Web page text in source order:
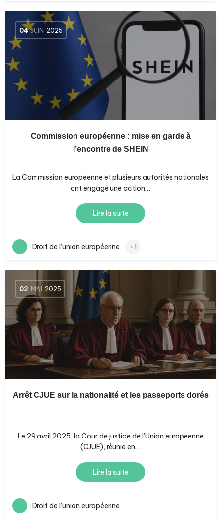
04 JUIN 2025
Commission européenne : mise en garde à
l’encontre de SHEIN
La Commission européenne et plusieurs autorités nationales
ont engagé une action…
Lire la suite
Droit de l’union européenne +1
02 MAI 2025
Arrêt CJUE sur la nationalité et les passeports dorés
Le 29 avril 2025, la Cour de justice de l’Union européenne
(CJUE), réunie en…
Lire la suite
Droit de l’union européenne